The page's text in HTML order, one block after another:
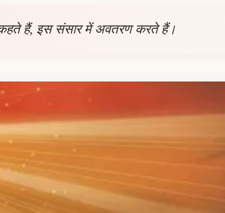
कहते हैं, इस संसार में अवतरण करते हैं।